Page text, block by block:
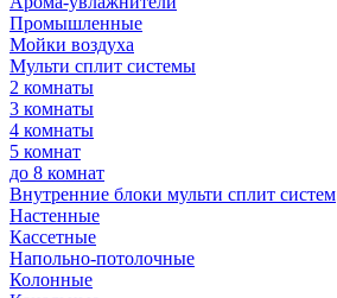
Промышленные
Мойки воздуха
Мульти сплит системы
2 комнаты
3 комнаты
4 комнаты
5 комнат
до 8 комнат
Внутренние блоки мульти сплит систем
Настенные
Кассетные
Напольно-потолочные
Колонные